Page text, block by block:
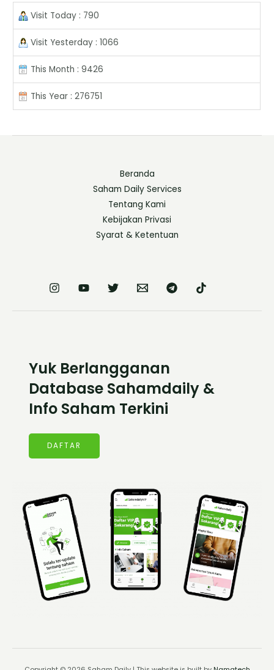
Visit Today : 790
Visit Yesterday : 1066
This Month : 9426
This Year : 276751
Beranda
Saham Daily Services
Tentang Kami
Kebijakan Privasi
Syarat & Ketentuan
Yuk Berlangganan
Database Sahamdaily &
Info Saham Terkini
DAFTAR